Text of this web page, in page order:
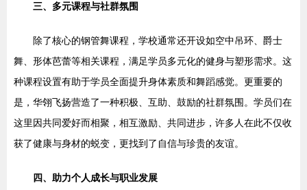
三、多元课程与社群氛围
除了核心的钢管舞课程，学校通常还开设如空中吊环、爵士
舞、形体芭蕾等相关课程，满足学员多元化的健身与塑形需求。这
种课程设置有助于学员全面提升身体素质和舞蹈感觉。更重要的
是，华翎飞扬营造了一种积极、互助、鼓励的社群氛围。学员们在
这里因共同爱好而相聚，相互激励、共同进步，许多人在此不仅收
获了健康与身材的蜕变，更找到了自信与珍贵的友谊。
四、助力个人成长与职业发展